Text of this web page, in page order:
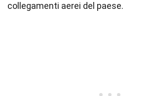
collegamenti aerei del paese.